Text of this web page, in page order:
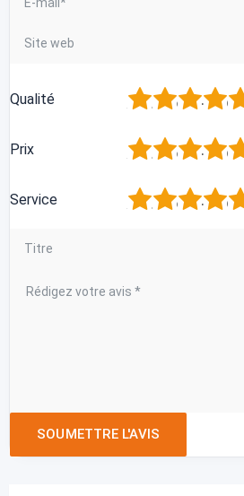
Qualité 5
4
3
2
Prix 5
4
3
2
Service 5
4
3
2